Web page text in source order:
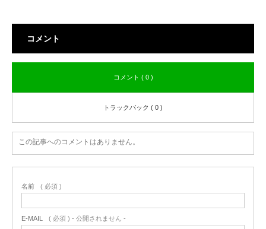
コメント
コメント ( 0 )
トラックバック ( 0 )
この記事へのコメントはありません。
名前 ( 必須 )
E-MAIL ( 必須 ) - 公開されません -